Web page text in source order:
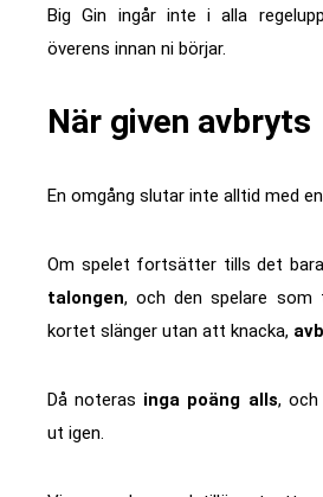
Big Gin ingår inte i alla
överens innan ni börjar.
När given avbryts
En omgång slutar inte alltid med
Om spelet fortsätter tills det
talongen, och den spelare
kortet slänger utan att knacka,
Då noteras inga poäng alls, och
ut igen.